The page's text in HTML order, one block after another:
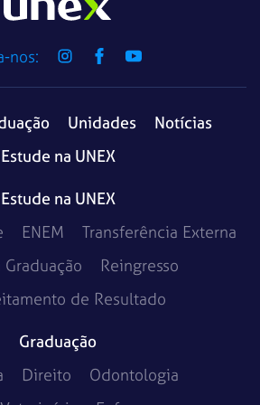
nos:
Unidades
Notícias
Estude na UNEX
Estude na UNEX
ENEM
Transferência Externa
Reingresso
de Resultado
Graduação
Direito
Odontologia